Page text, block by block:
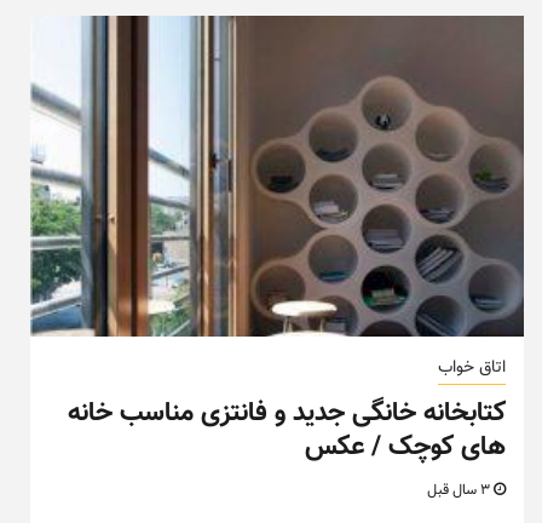
اتاق خواب
کتابخانه خانگی جدید و فانتزی مناسب خانه
های کوچک / عکس